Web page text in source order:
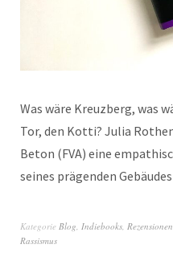
Was wäre Kreuzberg, was
Tor, den Kotti? Julia
Beton (FVA) eine
seines prägenden
Kategorie Blog Indiebooks Rezensionen
Rassismus